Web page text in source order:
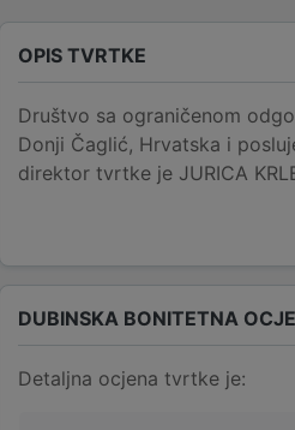
OPIS TVRTKE
Društvo sa ograničenom
Donji Čaglić, Hrvatska i
direktor tvrtke je JURICA
DUBINSKA BONITETNA
Detaljna ocjena tvrtke je: